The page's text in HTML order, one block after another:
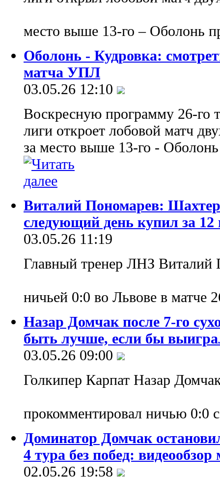
место выше 13-го – Оболонь
Оболонь - Кудровка:
матча УПЛ
03.05.26 12:10
Воскресную программу 26-го
лиги откроет лобовой матч
за место выше 13-го -
Виталий Пономарев: Шахтер
следующий день купил за
03.05.26 11:19
Главный тренер ЛНЗ Виталий
ничьей 0:0 во Львове в
Назар Домчак после 7-го
быть лучше, если бы
03.05.26 09:00
Голкипер Карпат Назар
прокомментировал ничью 0:0
Доминатор Домчак
4 тура без побед: видеообзор
02.05.26 19:58